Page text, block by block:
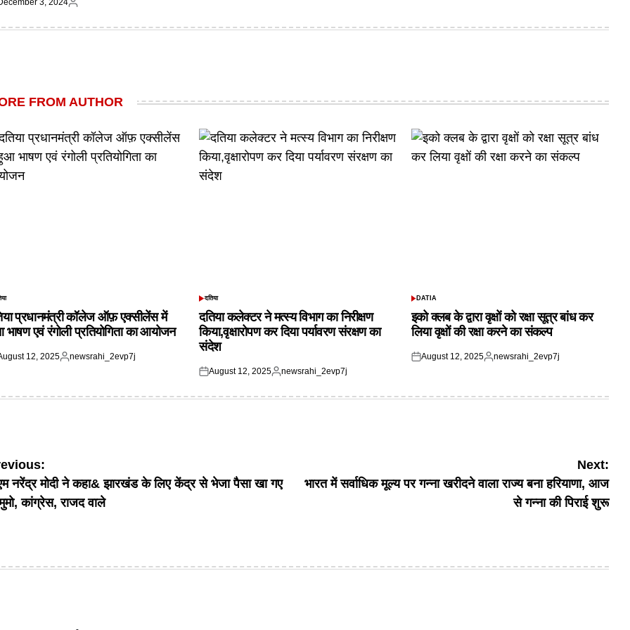
3, 2024
Posted
FROM AUTHOR
प्रधानमंत्री कॉलेज ऑफ़ एक्सीलेंस में
एवं रंगोली प्रतियोगिता का आयोजन
12, 2025
Posted
newsrahi_2evp7j
POSTED
दतिया
दतिया कलेक्टर ने मत्स्य विभाग का निरीक्षण
किया,वृक्षारोपण कर दिया पर्यावरण संरक्षण का
संदेश
Posted
August 12, 2025
Posted
newsrahi_2evp7j
POSTED
DATIA
इको क्लब के द्वारा वृक्षों को रक्षा सूत्र बांध कर
लिया वृक्षों की रक्षा करने का संकल्प
Posted
August 12, 2025
Posted
newsrahi_2evp7j
नरेंद्र मोदी ने कहा& झारखंड के लिए केंद्र से भेजा पैसा खा गए
कांग्रेस, राजद वाले
Next:
भारत में सर्वाधिक मूल्य पर गन्ना खरीदने वाला राज्य बना हरियाणा, आज
से गन्ना की पिराई शुरू